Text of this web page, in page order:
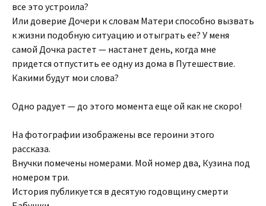
все это устроила?
Или доверие Дочери к словам Матери способно вызвать
к жизни подобную ситуацию и отыграть ее? У меня
самой Дочка растет — настанет день, когда мне
придется отпустить ее одну из дома в Путешествие.
Какими будут мои слова?
Одно радует — до этого момента еще ой как не скоро!
На фотографии изображены все героини этого
рассказа.
Внучки помечены номерами. Мой номер два, Кузина под
номером три.
История публикуется в десятую годовщину смерти